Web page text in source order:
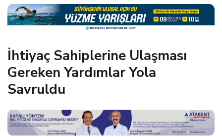
İhtiyaç Sahiplerine Ulaşması
Gereken Yardımlar Yola
Savruldu